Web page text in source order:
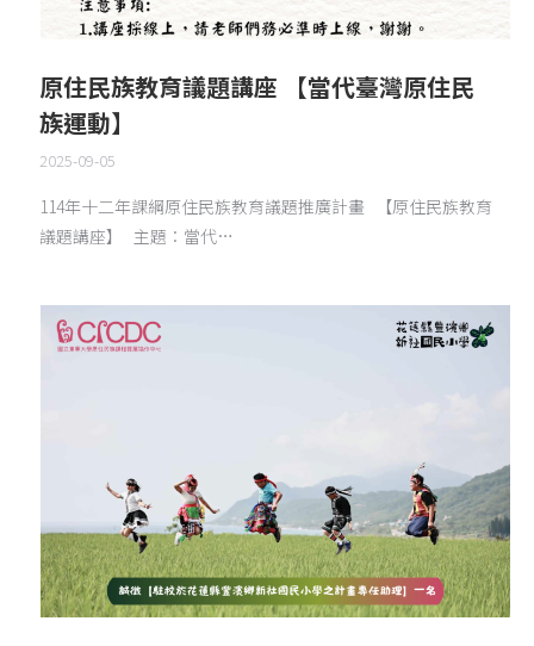
原住民族教育議題講座 【當代臺灣原住民
族運動】
2025-09-05
114年十二年課綱原住民族教育議題推廣計畫 【原住民族教育
議題講座】 主題：當代…